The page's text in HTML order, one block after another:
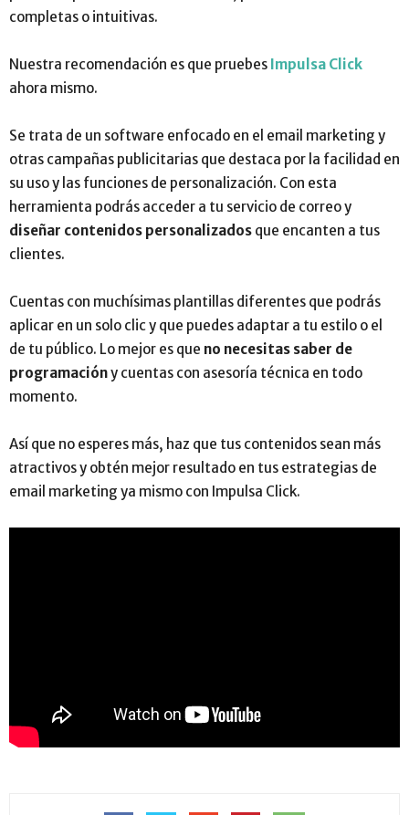
completas o intuitivas.
Nuestra recomendación es que pruebes Impulsa Click
ahora mismo.
Se trata de un software enfocado en el email marketing y
otras campañas publicitarias que destaca por la facilidad en
su uso y las funciones de personalización. Con esta
herramienta podrás acceder a tu servicio de correo y
diseñar contenidos personalizados que encanten a tus
clientes.
Cuentas con muchísimas plantillas diferentes que podrás
aplicar en un solo clic y que puedes adaptar a tu estilo o el
de tu público. Lo mejor es que no necesitas saber de
programacióny cuentas con asesoría técnica en todo
momento.
Así que no esperes más, haz que tus contenidos sean más
atractivos y obtén mejor resultado en tus estrategias de
email marketing ya mismo con Impulsa Click.